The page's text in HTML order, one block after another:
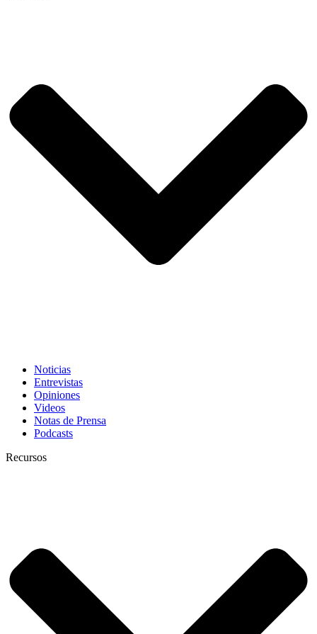
Noticias
Entrevistas
Opiniones
Videos
Notas de Prensa
Podcasts
Recursos